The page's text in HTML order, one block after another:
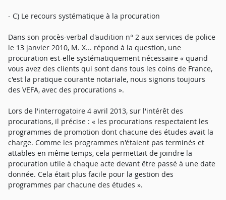
- C) Le recours systématique à la procuration
Dans son procès-verbal d'audition n° 2 aux services de police
le 13 janvier 2010, M. X... répond à la question, une
procuration est-elle systématiquement nécessaire « quand
vous avez des clients qui sont dans tous les coins de France,
c'est la pratique courante notariale, nous signons toujours
des VEFA, avec des procurations ».
Lors de l'interrogatoire 4 avril 2013, sur l'intérêt des
procurations, il précise : « les procurations respectaient les
programmes de promotion dont chacune des études avait la
charge. Comme les programmes n'étaient pas terminés et
attables en même temps, cela permettait de joindre la
procuration utile à chaque acte devant être passé à une date
donnée. Cela était plus facile pour la gestion des
programmes par chacune des études ».